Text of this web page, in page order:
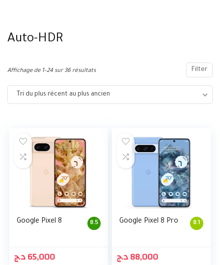
Auto-HDR
Filter
Affichage de 1–24 sur 36 résultats
Tri du plus récent au plus ancien
8.5
Google Pixel 8
65,000د.ج
8.1
Google Pixel 8 Pro
88,000د.ج